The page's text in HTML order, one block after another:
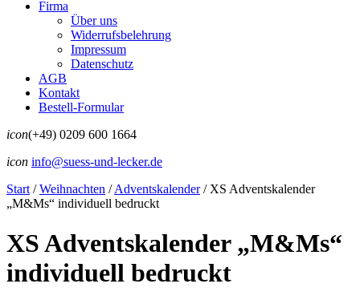
Firma
Über uns
Widerrufsbelehrung
Impressum
Datenschutz
AGB
Kontakt
Bestell-Formular
icon(+49) 0209 600 1664
icon info@suess-und-lecker.de
Start / Weihnachten /Adventskalender /XS Adventskalender
„M&Ms“ individuell bedruckt
XS Adventskalender „M&Ms“
individuell bedruckt